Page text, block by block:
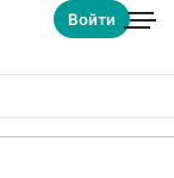
Войти